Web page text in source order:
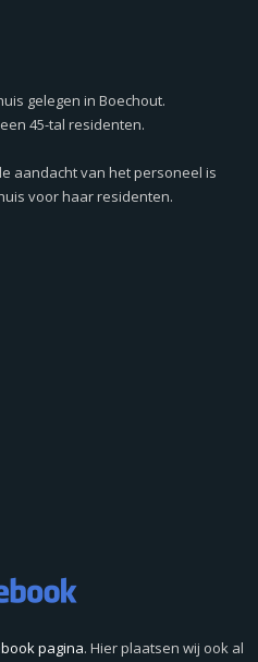
gelegen in Boechout.
45-tal residenten.
aandacht van het personeel is
voor haar residenten.
pagina. Hier plaatsen wij ook al